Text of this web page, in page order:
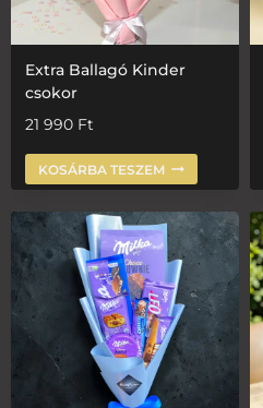
Extra Ballagó Kinder
csokor
21 990 Ft
KOSÁRBA TESZEM